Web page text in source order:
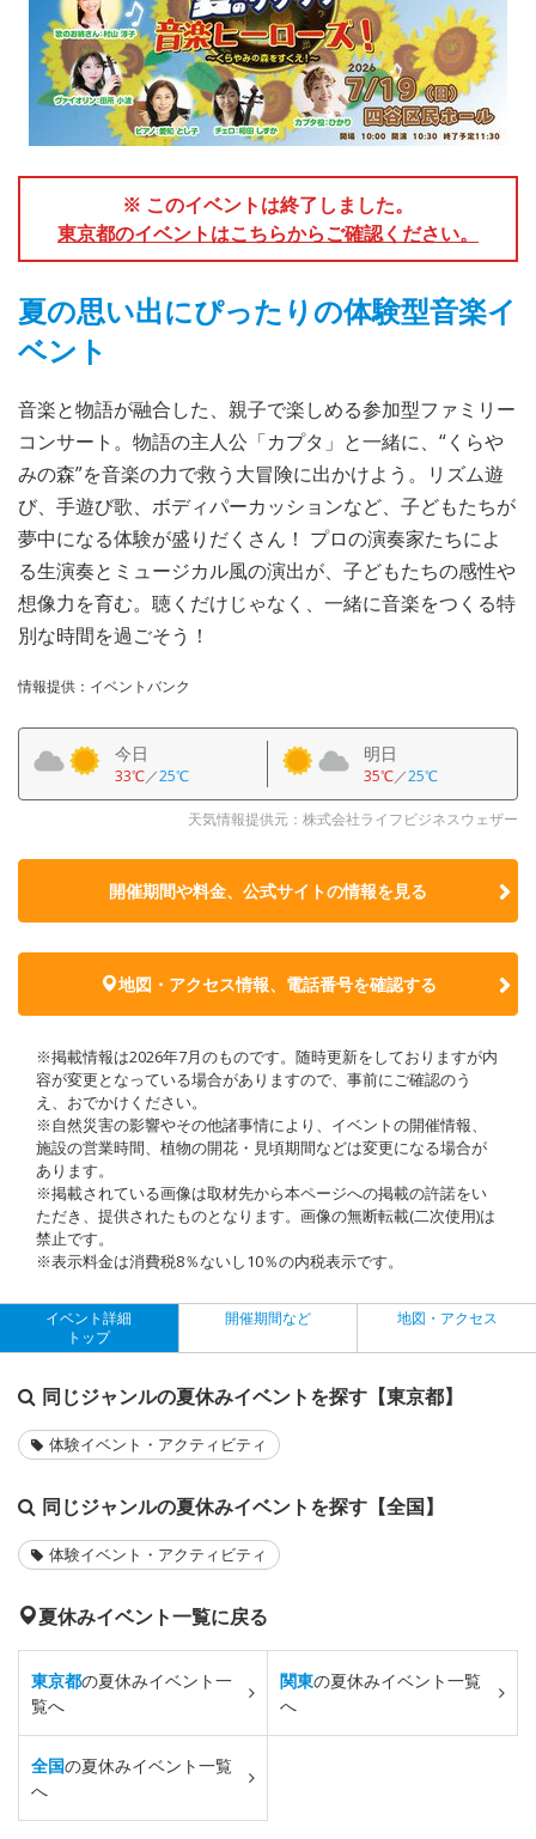
※ このイベントは終了しました。
東京都のイベントはこちらからご確認ください。
夏の思い出にぴったりの体験型音楽イ
ベント
音楽と物語が融合した、親子で楽しめる参加型ファミリー
コンサート。物語の主人公「カプタ」と一緒に、“くらや
みの森”を音楽の力で救う大冒険に出かけよう。リズム遊
び、手遊び歌、ボディパーカッションなど、子どもたちが
夢中になる体験が盛りだくさん！ プロの演奏家たちによ
る生演奏とミュージカル風の演出が、子どもたちの感性や
想像力を育む。聴くだけじゃなく、一緒に音楽をつくる特
別な時間を過ごそう！
情報提供：イベントバンク
今日
33℃／25℃
明日
35℃／25℃
天気情報提供元：株式会社ライフビジネスウェザー
開催期間や料金、公式サイトの情報を見る
地図・アクセス情報、電話番号を確認する
※掲載情報は2026年7月のものです。随時更新をしておりますが内
容が変更となっている場合がありますので、事前にご確認のう
え、おでかけください。
※自然災害の影響やその他諸事情により、イベントの開催情報、
施設の営業時間、植物の開花・見頃期間などは変更になる場合が
あります。
※掲載されている画像は取材先から本ページへの掲載の許諾をい
ただき、提供されたものとなります。画像の無断転載(二次使用)は
禁止です。
※表示料金は消費税8％ないし10％の内税表示です。
イベント詳細
トップ
開催期間など 地図・アクセス
同じジャンルの夏休みイベントを探す【東京都】
体験イベント・アクティビティ
同じジャンルの夏休みイベントを探す【全国】
体験イベント・アクティビティ
夏休みイベント一覧に戻る
東京都の夏休みイベント一
覧へ
関東の夏休みイベント一覧
へ
全国の夏休みイベント一覧
へ